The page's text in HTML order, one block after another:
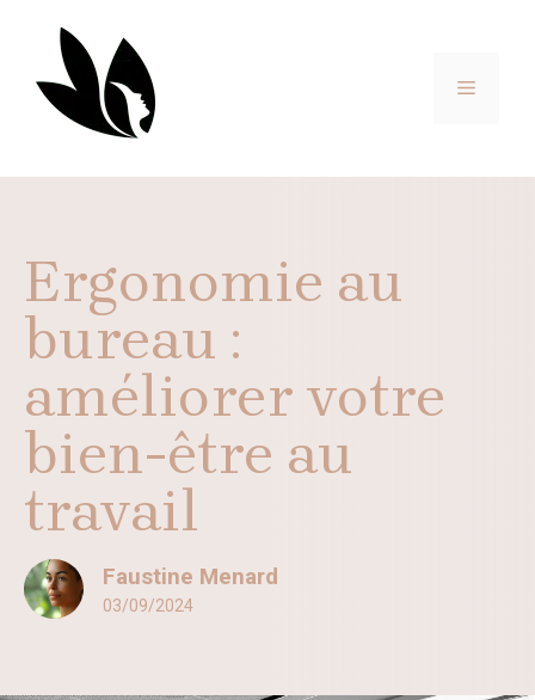
contenu
MENU
Ergonomie au
bureau :
améliorer votre
bien-être au
travail
Faustine Menard
03/09/2024